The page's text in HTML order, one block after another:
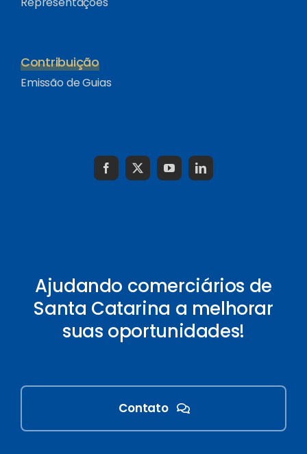
Contribuição
Emissão de Guias
Ajudando comerciários de
Santa Catarina a melhorar
suas oportunidades!
Contato